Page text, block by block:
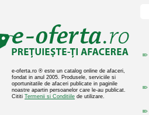
e-oferta.ro ® este un catalog online de afaceri,
fondat in anul 2005. Produsele, serviciile si
oportunitatile de afaceri publicate in paginile
noastre apartin persoanelor care le-au publicat.
Cititi Termenii si Conditiile de utilizare.